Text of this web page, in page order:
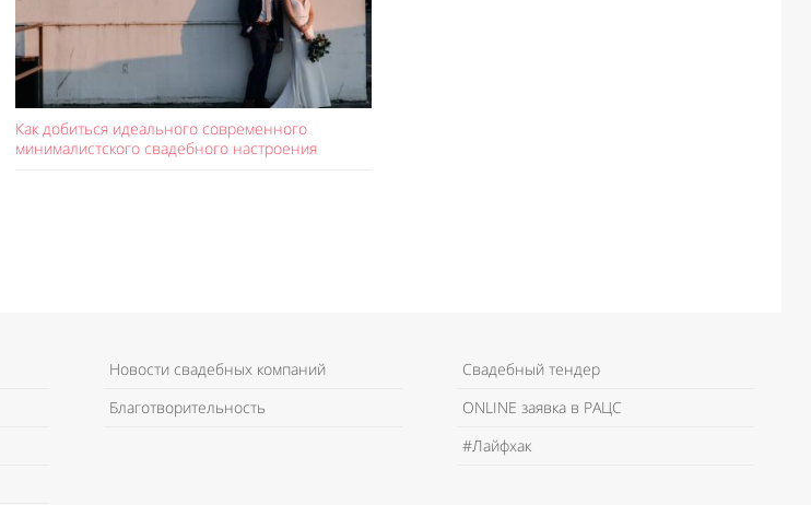
Как добиться идеального современного
минималистского свадебного настроения
Новости свадебных компаний
Благотворительность
Свадебный тендер
ONLINE заявка в РАЦС
#Лайфхак